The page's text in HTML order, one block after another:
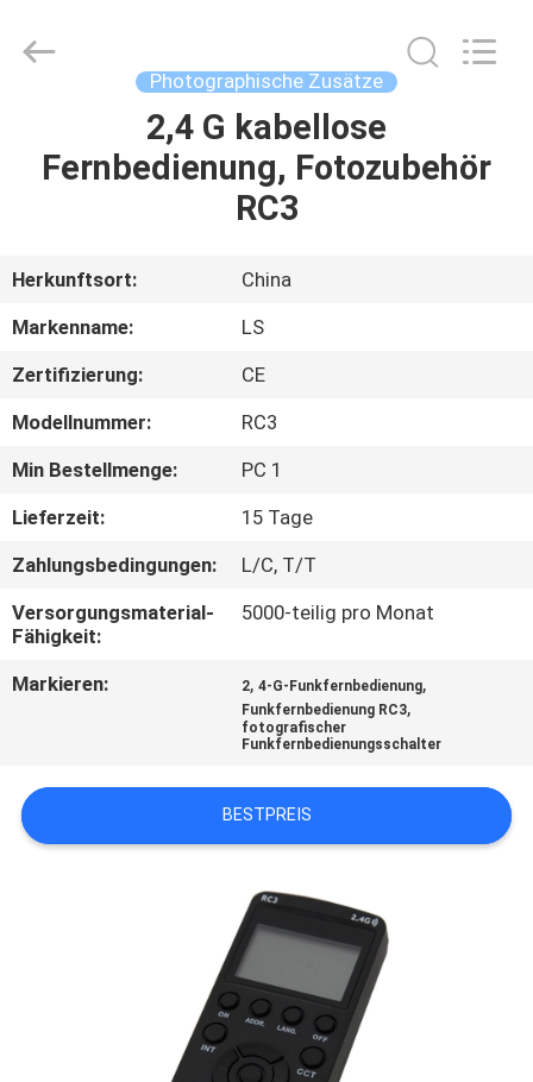
VIDEOS
UNS
FABRIK-
AUSFLUG
QUALITÄTSKONTROLLE
SIE
UNS
IN
NACHRICHTEN
Television
Equipment
Photographische Zusätze
2,4 G kabellose
Fernbedienung, Fotozubehör
RC3
Herkunftsort:
China
Markenname:
LS
Zertifizierung:
CE
Modellnummer:
RC3
Min Bestellmenge:
PC 1
Lieferzeit:
15 Tage
Zahlungsbedingungen:
L/C, T/T
Versorgungsmaterial-
Fähigkeit:
5000-teilig pro Monat
Markieren: 2,4-G-Funkfernbedienung,
Funkfernbedienung RC3,
fotografischer
Funkfernbedienungsschalter
BESTPREIS